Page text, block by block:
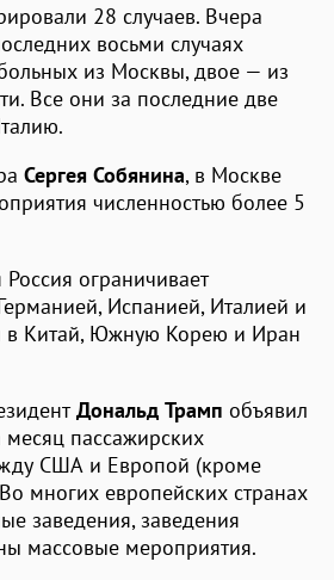
28 случаев. Вчера
восьми случаях
из Москвы, двое — из
Все они за последние две
Сергея Собянина, в Москве
численностью более 5
ограничивает
Испанией, Италией и
в Китай, Южную Корею и Иран
Дональд Трамп объявил
пассажирских
США и Европой (кроме
многих европейских странах
заведения, заведения
массовые мероприятия.